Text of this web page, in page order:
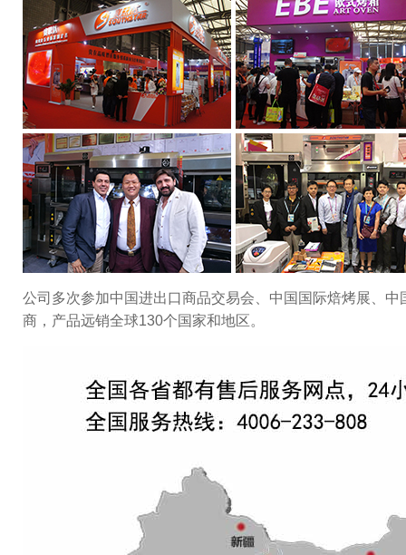
公司多次参加中国进出口商品交易会、中国国际焙烤展、
商，产品远销全球130个国家和地区。